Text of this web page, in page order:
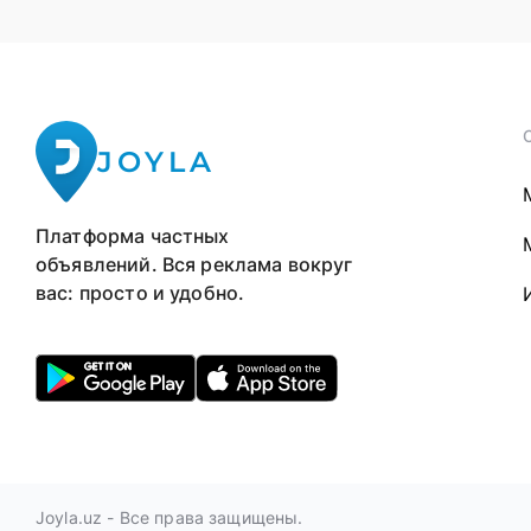
JOYLA
Платформа частных
объявлений. Вся реклама вокруг
вас: просто и удобно.
Joyla.uz - Все права защищены.